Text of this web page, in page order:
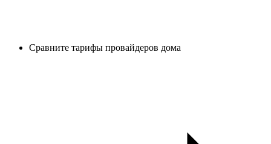
Сравните тарифы провайдеров дома